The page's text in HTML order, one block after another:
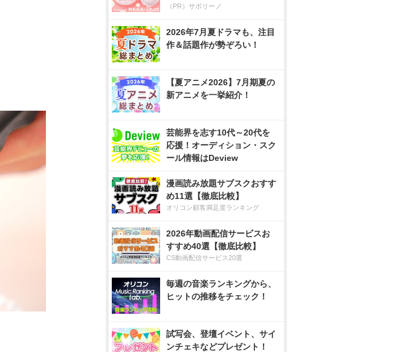
（PR）サボリーノ
2026年7月夏ドラマも、注目
作＆話題作が勢ぞろい！
【夏アニメ2026】7月期夏の
新アニメを一挙紹介！
芸能界を志す10代～20代を
応援！オーディション・スク
ール情報はDeview
漫画読み放題サブスクおすす
め11選【徹底比較】
オリコン顧客満足度ランキング
2026年動画配信サービスお
すすめ40選【徹底比較】
CS動画配信サービス20選
毎週の音楽ランキングから、
ヒットの推移をチェック！
試写会、登壇イベント、サイ
ンチェキなどプレゼント！